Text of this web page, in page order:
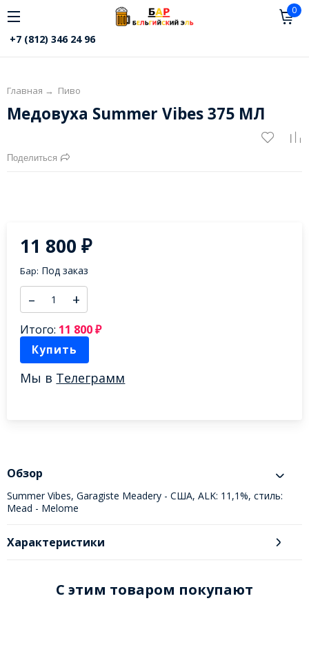
0
+7 (812) 346 24 96
Главная → Пиво
Медовуха Summer Vibes 375 МЛ
Поделиться
11 800₽
Бар: Под заказ
– +
Итого: 11 800₽
Купить
Мы в Телеграмм
Обзор
Summer Vibes, Garagiste Meadery - США, ALK: 11,1%, стиль:
Mead - Melome
Характеристики
C этим товаром покупают